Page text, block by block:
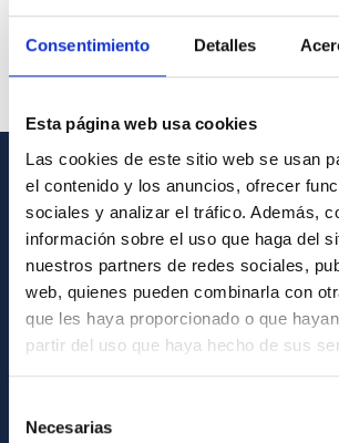
Consentimiento Detalles
Esta página web usa cookies
Las cookies de este sitio web se usan
el contenido y los anuncios, ofrecer
sociales y analizar el tráfico. Además,
información sobre el uso que haga del
nuestros partners de redes sociales,
web, quienes pueden combinarla con
que les haya proporcionado o que
partir del uso que haya hecho de sus
Necesarias
INFORMACIÓN GENERAL
Contacto
Cómo llegar al IAC
Directorio de personal
Biblioteca